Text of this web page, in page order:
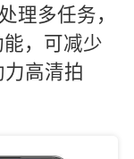
理多任务，
，可减少
高清拍